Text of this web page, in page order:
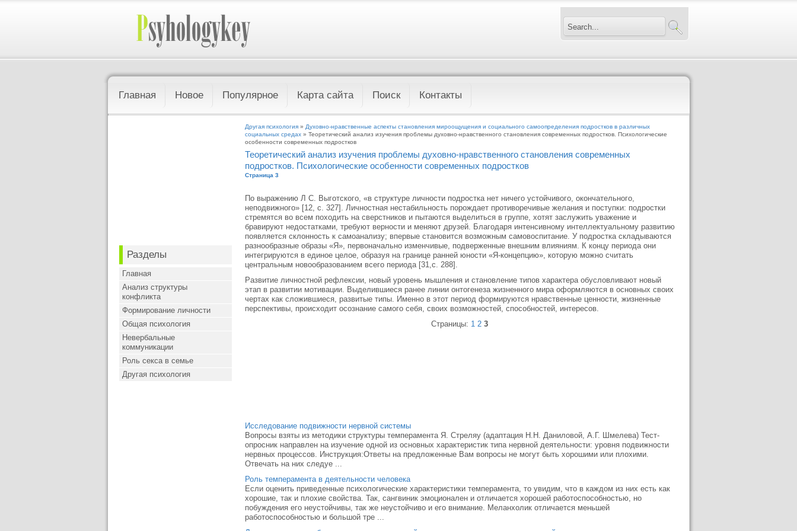
Главная Новое Популярное Карта сайта Поиск Контакты
Разделы
Главная
Анализ структуры
конфликта
Формирование личности
Общая психология
Невербальные
коммуникации
Роль секса в семье
Другая психология
Другая психология » Духовно-нравственные аспекты становления мироощущения и социального самоопределения подростков в различных
социальных средах » Теоретический анализ изучения проблемы духовно-нравственного становления современных подростков. Психологические
особенности современных подростков
Теоретический анализ изучения проблемы духовно-нравственного становления современных
подростков. Психологические особенности современных подростков
Страница 3
По выражению Л С. Выготского, «в структуре личности подростка нет ничего устойчивого, окончательного,
неподвижного» [12, с. 327]. Личностная нестабильность порождает противоречивые желания и поступки: подростки
стремятся во всем походить на сверстников и пытаются выделиться в группе, хотят заслужить уважение и
бравируют недостатками, требуют верности и меняют друзей. Благодаря интенсивному интеллектуальному развитию
появляется склонность к самоанализу; впервые становится возможным самовоспитание. У подростка складываются
разнообразные образы «Я», первоначально изменчивые, подверженные внешним влияниям. К концу периода они
интегрируются в единое целое, образуя на границе ранней юности «Я-концепцию», которую можно считать
центральным новообразованием всего периода [31,с. 288].
Развитие личностной рефлексии, новый уровень мышления и становление типов характера обусловливают новый
этап в развитии мотивации. Выделившиеся ранее линии онтогенеза жизненного мира оформляются в основных своих
чертах как сложившиеся, развитые типы. Именно в этот период формируются нравственные ценности, жизненные
перспективы, происходит осознание самого себя, своих возможностей, способностей, интересов.
Страницы: 1 2 3
Исследование подвижности нервной системы
Вопросы взяты из методики структуры темперамента Я. Стреляу (адаптация Н.Н. Даниловой, А.Г. Шмелева) Тест-
опросник направлен на изучение одной из основных характеристик типа нервной деятельности: уровня подвижности
нервных процессов. Инструкция:Ответы на предложенные Вам вопросы не могут быть хорошими или плохими.
Отвечать на них следуе ...
Роль темперамента в деятельности человека
Если оценить приведенные психологические характеристики темперамента, то увидим, что в каждом из них есть как
хорошие, так и плохие свойства. Так, сангвиник эмоционален и отличается хорошей работоспособностью, но
побуждения его неустойчивы, так же неустойчиво и его внимание. Меланхолик отличается меньшей
работоспособностью и большой тре ...